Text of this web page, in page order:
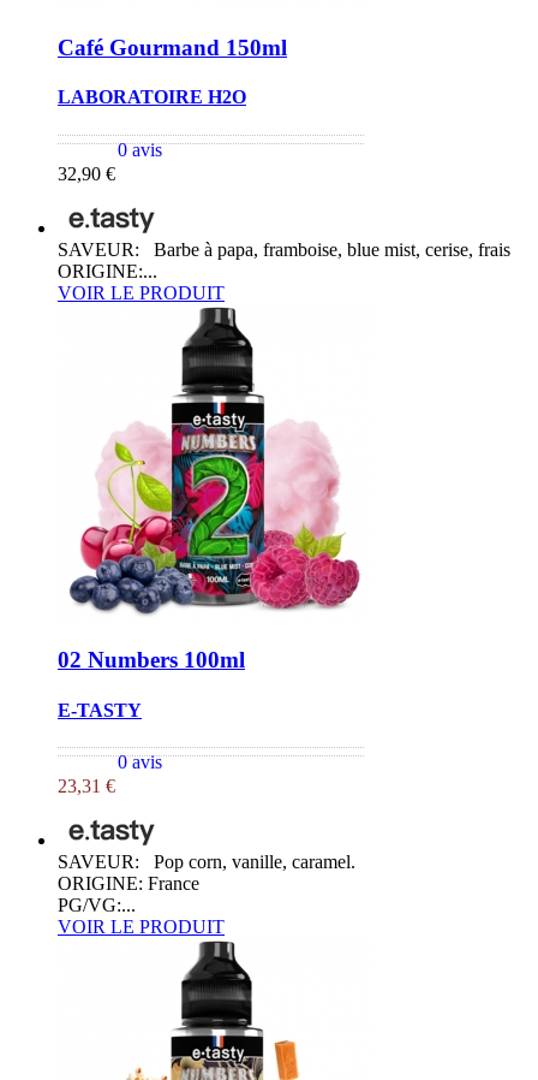
Café Gourmand 150ml
LABORATOIRE H2O
0 avis
32,90 €
SAVEUR: Barbe à papa, framboise, blue mist, cerise, frais
ORIGINE:...
VOIR LE PRODUIT
02 Numbers 100ml
E-TASTY
0 avis
23,31 €
SAVEUR: Pop corn, vanille, caramel.
ORIGINE: France
PG/VG:...
VOIR LE PRODUIT